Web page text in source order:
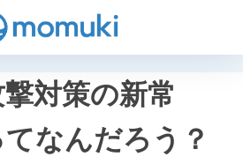
対策の新常
なんだろう？